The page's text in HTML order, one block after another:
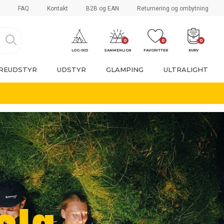
FAQ Kontakt B2B og EAN Returnering og ombytning
LOG IND
0
SAMMENLIGN
0
FAVORITTER
0
KURV
UDSTYR GLAMPING ULTRALIGHT